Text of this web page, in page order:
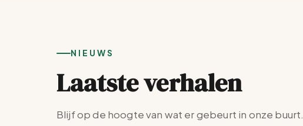
NIEUWS
Laatste verhalen
Blijf op de hoogte van wat er gebeurt in onze buurt.